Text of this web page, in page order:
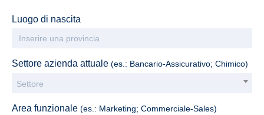
Luogo di nascita
Settore azienda attuale (es.: Bancario-Assicurativo; Chimico)
Settore
Area funzionale (es.: Marketing; Commerciale-Sales)